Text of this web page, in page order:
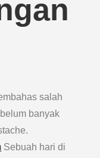
salah
banyak
Sebuah hari di